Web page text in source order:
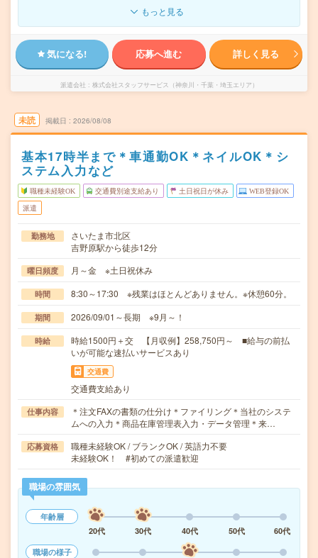
もっと見る
気になる! 応募へ進む 詳しく見る
派遣会社 株式会社スタッフサービス（神奈川・千葉・埼玉エリア）
未読 掲載日 2026/08/08
基本17時半まで＊車通勤OK＊ネイルOK＊シ
ステム入力など
職種未経験OK 交通費別途支給あり 土日祝日が休み WEB登録OK
派遣
勤務地
さいたま市北区
吉野原駅から徒歩12分
曜日頻度 月～金 ※土日祝休み
時間 8:30～17:30 ※残業はほとんどありません。※休憩60分。
期間 2026/09/01～長期 ※9月～！
時給
時給1500円＋交 【月収例】258,750円～ ■給与の前払
いが可能な速払いサービスあり
交通費
交通費支給あり
仕事内容
＊注文FAXの書類の仕分け＊ファイリング＊当社のシステ
ムへの入力＊商品在庫管理表入力・データ管理＊来…
応募資格
職種未経験OK / ブランクOK / 英語力不要
未経験OK！ #初めての派遣歓迎
職場の雰囲気
年齢層
20代
30代 40代 50代
60代
職場の様子